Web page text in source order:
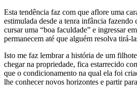
Esta tendência faz com que aflore uma
estimulada desde a tenra infância
cursar uma “boa faculdade” e ingressar
permanecem até que alguém resolva tirá-
Isto me faz lembrar a história de um
chegar na propriedade, fica estarrecido
que o condicionamento na qual ela foi
lhe conhecer novos horizontes e partir